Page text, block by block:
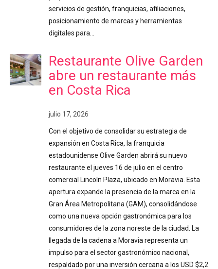
servicios de gestión, franquicias, afiliaciones,
posicionamiento de marcas y herramientas
digitales para…
Restaurante Olive Garden
abre un restaurante más
en Costa Rica
julio 17, 2026
Con el objetivo de consolidar su estrategia de
expansión en Costa Rica, la franquicia
estadounidense Olive Garden abrirá su nuevo
restaurante el jueves 16 de julio en el centro
comercial Lincoln Plaza, ubicado en Moravia. Esta
apertura expande la presencia de la marca en la
Gran Área Metropolitana (GAM), consolidándose
como una nueva opción gastronómica para los
consumidores de la zona noreste de la ciudad. La
llegada de la cadena a Moravia representa un
impulso para el sector gastronómico nacional,
respaldado por una inversión cercana a los USD $2,2